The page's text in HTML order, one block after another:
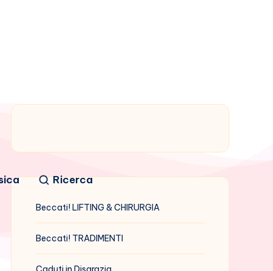
Ricerca
Beccati! LIFTING & CHIRURGIA
Beccati! TRADIMENTI